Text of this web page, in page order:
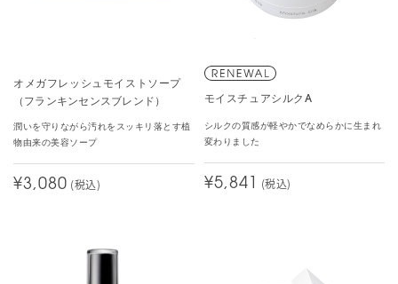
オメガフレッシュモイストソープ
（フランキンセンスブレンド）
潤いを守りながら汚れをスッキリ落とす植
物由来の美容ソープ
¥3,080 (税込)
モイスチュアシルクA
シルクの質感が軽やかでなめらかに生まれ
変わりました
¥5,841 (税込)